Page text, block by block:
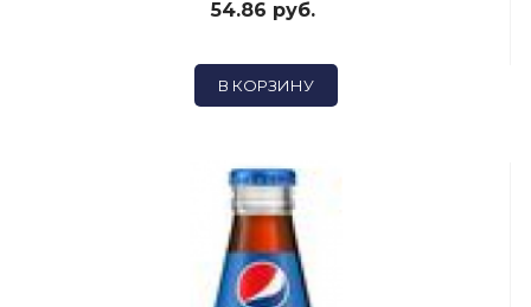
54.86 руб.
В КОРЗИНУ